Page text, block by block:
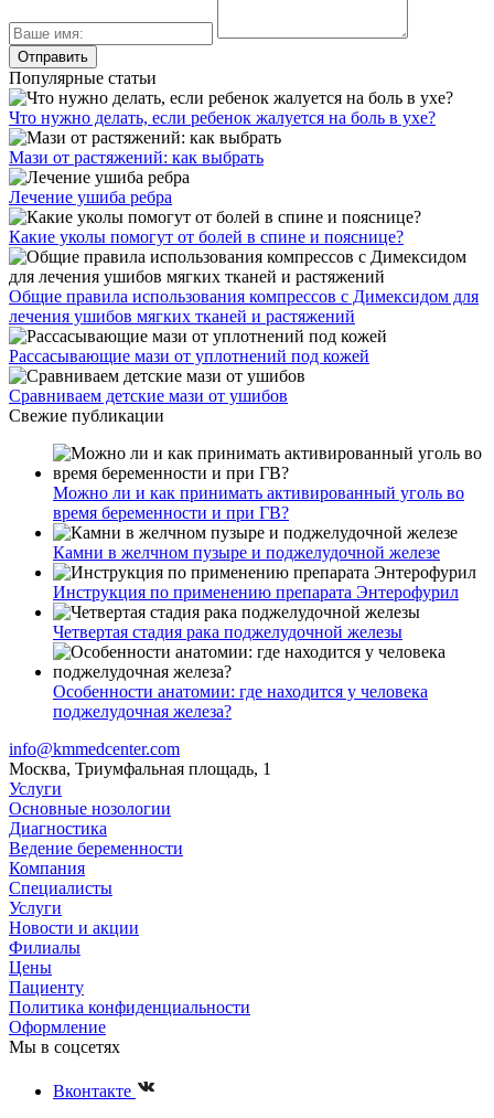
Популярные статьи
Что нужно делать, если ребенок жалуется на боль в ухе?
Мази от растяжений: как выбрать
Лечение ушиба ребра
Какие уколы помогут от болей в спине и пояснице?
Общие правила использования компрессов с Димексидом для
лечения ушибов мягких тканей и растяжений
Рассасывающие мази от уплотнений под кожей
Сравниваем детские мази от ушибов
Свежие публикации
Можно ли и как принимать активированный уголь во
время беременности и при ГВ?
Камни в желчном пузыре и поджелудочной железе
Инструкция по применению препарата Энтерофурил
Четвертая стадия рака поджелудочной железы
Особенности анатомии: где находится у человека
поджелудочная железа?
info@kmmedcenter.com
Москва, Триумфальная площадь, 1
Услуги
Основные нозологии
Диагностика
Ведение беременности
Компания
Специалисты
Услуги
Новости и акции
Филиалы
Цены
Пациенту
Политика конфиденциальности
Оформление
Мы в соцсетях
Вконтакте